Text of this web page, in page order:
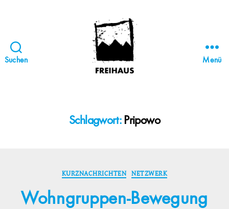
Suchen
STATTBAU
HAMBURG
Menü
Schlagwort: Pripowo
Kategorien
KURZNACHRICHTEN NETZWERK
Wohngruppen-Bewegung